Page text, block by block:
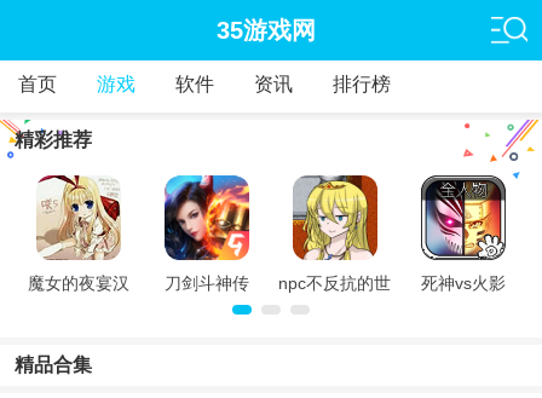
35游戏网
首页 游戏 软件 资讯 排行榜
精彩推荐
魔女的夜宴汉
刀剑斗神传
npc不反抗的世
死神vs火影
精品合集